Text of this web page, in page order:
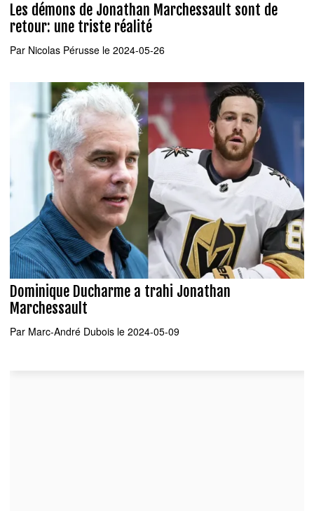
Les démons de Jonathan Marchessault sont de
retour: une triste réalité
Par Nicolas Pérusse le 2024-05-26
Dominique Ducharme a trahi Jonathan
Marchessault
Par Marc-André Dubois le 2024-05-09